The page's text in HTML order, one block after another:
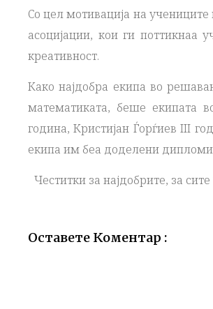
Со цел мотивација на
асоцијации, кои ги поттикнаа
креативност.
Како најдобра екипа во
математиката, беше екипата
година, Кристијан Ѓорѓиев III
екипа им беа доделени
Честитки за најдобрите, за
Оставете Коментар :